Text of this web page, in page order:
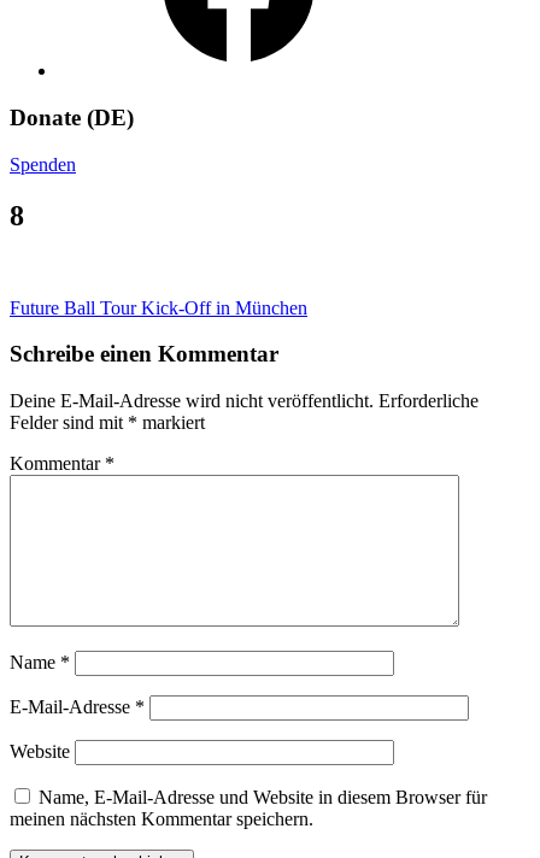
Donate (DE)
Spenden
8
Beitragsnavigation
Future Ball Tour Kick-Off in München
Schreibe einen Kommentar
Deine E-Mail-Adresse wird nicht veröffentlicht. Erforderliche
Felder sind mit * markiert
Kommentar *
Name *
E-Mail-Adresse *
Website
Name, E-Mail-Adresse und Website in diesem Browser für
meinen nächsten Kommentar speichern.